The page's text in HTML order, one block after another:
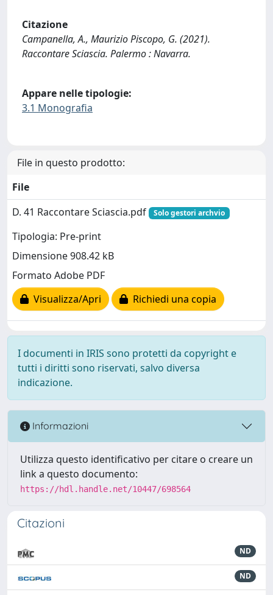
Citazione
Campanella, A., Maurizio Piscopo, G. (2021).
Raccontare Sciascia. Palermo : Navarra.
Appare nelle tipologie:
3.1 Monografia
File in questo prodotto:
File
D. 41 Raccontare Sciascia.pdf
Solo gestori archvio
Tipologia: Pre-print
Dimensione 908.42 kB
Formato Adobe PDF
Visualizza/Apri
Richiedi una copia
I documenti in IRIS sono protetti da copyright e
tutti i diritti sono riservati, salvo diversa
indicazione.
Informazioni
Utilizza questo identificativo per citare o creare un
link a questo documento:
https://hdl.handle.net/10447/698564
Citazioni
ND
ND